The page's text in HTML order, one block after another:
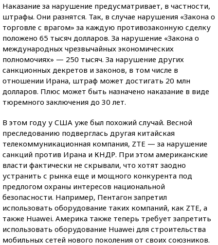
Наказание за нарушение предусматривает, в частности,
штрафы. Они разнятся. Так, в случае нарушения «Закона о
торговле с врагом» за каждую противозаконную сделку
положено 65 тысяч долларов. За нарушение «Закона о
международных чрезвычайных экономических
полномочиях» — 250 тысяч. За нарушение других
санкционных декретов и законов, в том числе в
отношении Ирана, штраф может достигать 20 млн
долларов. Плюс может быть назначено наказание в виде
тюремного заключения до 30 лет.
В этом году у США уже был похожий случай. Весной
преследованию подверглась другая китайская
телекоммуникационная компания, ZTE — за нарушение
санкций против Ирана и КНДР. При этом американские
власти фактически не скрывали, что хотят заодно
устранить с рынка еще и мощного конкурента под
предлогом охраны интересов национальной
безопасности. Например, Пентагон запретил
использовать оборудование таких компаний, как ZTE, а
также Huawei. Америка также теперь требует запретить
использовать оборудование Huawei для строительства
мобильных сетей нового поколения от своих союзников.